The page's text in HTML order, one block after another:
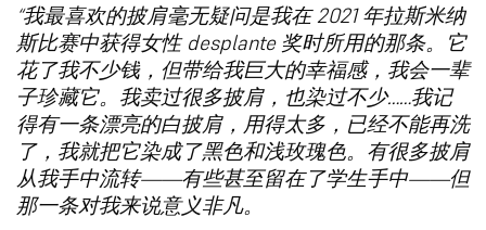
“我最喜欢的披肩毫无疑问是我在 2021 年拉斯米纳
斯比赛中获得女性 desplante 奖时所用的那条。它
花了我不少钱，但带给我巨大的幸福感，我会一辈
子珍藏它。我卖过很多披肩，也染过不少……我记
得有一条漂亮的白披肩，用得太多，已经不能再洗
了，我就把它染成了黑色和浅玫瑰色。有很多披肩
从我手中流转——有些甚至留在了学生手中——但
那一条对我来说意义非凡。